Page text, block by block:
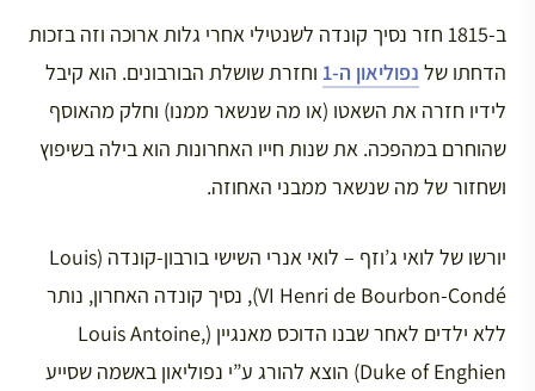
ב-1815 חזר נסיך קונדה לשנטילי אחרי גלות ארוכה וזה בזכות
הדחתו של נפוליאון ה-1 וחזרת שושלת הבורבונים. הוא קיבל
לידיו חזרה את השאטו (או מה שנשאר ממנו) וחלק מהאוסף
שהוחרם במהפכה. את שנות חייו האחרונות הוא בילה בשיפוץ
ושחזור של מה שנשאר ממבני האחוזה.
יורשו של לואי ג’וזף – לואי אנרי השישי בורבון-קונדה (Louis
VI Henri de Bourbon-Condé), נסיך קונדה האחרון, נותר
ללא ילדים לאחר שבנו הדוכס מאנגיין (Louis Antoine,
Duke of Enghien) הוצא להורג ע”י נפוליאון באשמה שסייע